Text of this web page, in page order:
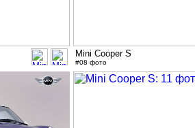
Mini Cooper S
#08 фото